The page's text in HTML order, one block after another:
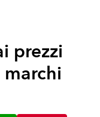
prezzi